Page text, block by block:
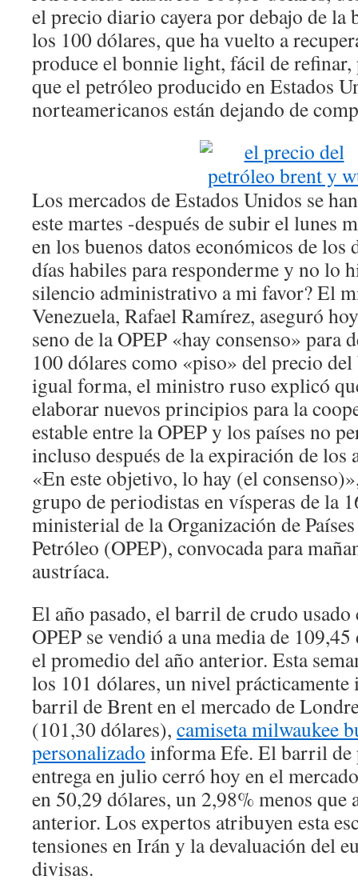
el precio diario cayera por debajo de la
los 100 dólares, que ha vuelto a
produce el bonnie light, fácil de
que el petróleo producido en Estados
norteamericanos están dejando de
Los mercados de Estados Unidos se
este martes -después de subir el lunes
en los buenos datos económicos de los
días habiles para responderme y no lo
silencio administrativo a mi favor? El
Venezuela, Rafael Ramírez, aseguró
seno de la OPEP «hay consenso» para
100 dólares como «piso» del precio
igual forma, el ministro ruso explicó
elaborar nuevos principios para la
estable entre la OPEP y los países no
incluso después de la expiración de los
«En este objetivo, lo hay (el
grupo de periodistas en vísperas de la
ministerial de la Organización de
Petróleo (OPEP), convocada para
austríaca.
El año pasado, el barril de crudo
OPEP se vendió a una media de
el promedio del año anterior. Esta
los 101 dólares, un nivel
barril de Brent en el mercado de
(101,30 dólares), camiseta milwaukee
personalizado informa Efe. El barril de
entrega en julio cerró hoy en el
en 50,29 dólares, un 2,98% menos que
anterior. Los expertos atribuyen esta
tensiones en Irán y la devaluación del
divisas.